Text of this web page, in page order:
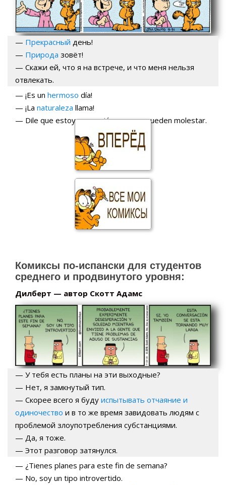
— Прекрасный день!
— Природа зовёт!
— Скажи ей, что я на встрече, и что меня нельзя
отвлекать.
— ¡Es un hermoso día!
— ¡La naturaleza llama!
— Dile que estoy en reunión y no me pueden molestar.
Комиксы по-испански для студентов
среднего и продвинутого уровня:
Дилберт — автор Скотт Адамс
— У тебя есть планы на эти выходные?
— Нет, я замкнутый тип.
— Скорее всего я буду испытывать отчаяние и
одиночество и в то же время завидовать людям с
проблемой злоупотребления субстанциями.
— Да, я тоже.
— Этот разговор затянулся.
— ¿Tienes planes para este fin de semana?
— No, soy un tipo introvertido.